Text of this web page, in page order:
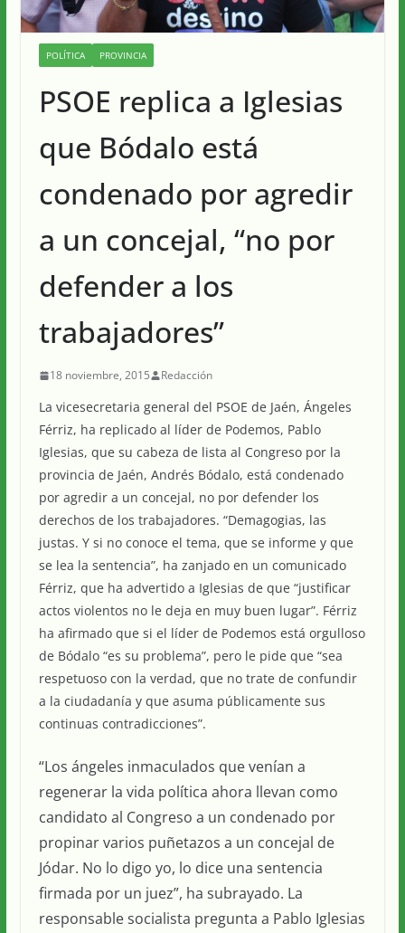
POLÍTICA PROVINCIA
PSOE replica a Iglesias
que Bódalo está
condenado por agredir
a un concejal, “no por
defender a los
trabajadores”
18 noviembre, 2015 Redacción
La vicesecretaria general del PSOE de Jaén, Ángeles
Férriz, ha replicado al líder de Podemos, Pablo
Iglesias, que su cabeza de lista al Congreso por la
provincia de Jaén, Andrés Bódalo, está condenado
por agredir a un concejal, no por defender los
derechos de los trabajadores. “Demagogias, las
justas. Y si no conoce el tema, que se informe y que
se lea la sentencia”, ha zanjado en un comunicado
Férriz, que ha advertido a Iglesias de que “justificar
actos violentos no le deja en muy buen lugar”. Férriz
ha afirmado que si el líder de Podemos está orgulloso
de Bódalo “es su problema”, pero le pide que “sea
respetuoso con la verdad, que no trate de confundir
a la ciudadanía y que asuma públicamente sus
continuas contradicciones”.
“Los ángeles inmaculados que venían a
regenerar la vida política ahora llevan como
candidato al Congreso a un condenado por
propinar varios puñetazos a un concejal de
Jódar. No lo digo yo, lo dice una sentencia
firmada por un juez”, ha subrayado. La
responsable socialista pregunta a Pablo Iglesias